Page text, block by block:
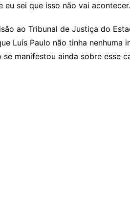
sei que isso não vai
ao Tribunal de Justiça do
Luís Paulo não tinha nenhuma
manifestou ainda sobre esse